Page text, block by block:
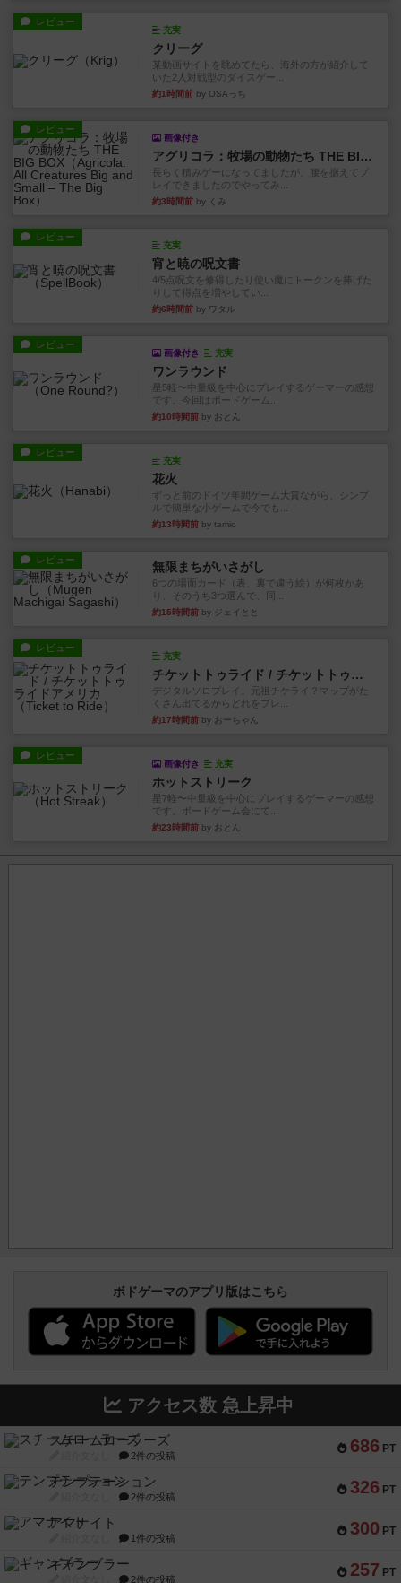
レビュー
充実
クリーグ
某動画サイトを眺めてたら、海外の方が紹介して
いた2人対戦型のダイスゲー...
約1時間前 by OSAっち
レビュー
画像付き
アグリコラ：牧場の動物たち THE BIG BOX
長らく積みゲーになってましたが、腰を据えてプ
レイできましたのでやってみ...
約3時間前 by くみ
レビュー
充実
宵と暁の呪文書
4/5点呪文を修得したり使い魔にトークンを捧げた
りして得点を増やしてい...
約6時間前 by ワタル
レビュー
画像付き 充実
ワンラウンド
星5軽〜中量級を中心にプレイするゲーマーの感想
です。今回はボードゲーム...
約10時間前 by おとん
レビュー
充実
花火
ずっと前のドイツ年間ゲーム大賞ながら、シンプ
ルで簡単な小ゲームで今でも...
約13時間前 by tamio
レビュー 無限まちがいさがし
6つの場面カード（表、裏で違う絵）が何枚かあ
り、そのうち3つ選んで、同...
約15時間前 by ジェイとと
レビュー
充実
チケットトゥライド / チケットトゥライドアメリカ
デジタルソロプレイ。元祖チケライ？マップがた
くさん出てるからどれをプレ...
約17時間前 by おーちゃん
レビュー
画像付き 充実
ホットストリーク
星7軽〜中量級を中心にプレイするゲーマーの感想
です。ボードゲーム会にて...
約23時間前 by おとん
ボドゲーマのアプリ版はこちら
アクセス数 急上昇中
686 PT
スチームローラーズ
2件の投稿
326 PT
テンプテーション
2件の投稿
300 PT
アマナイト
1件の投稿
257 PT
ギャンブラー
2件の投稿